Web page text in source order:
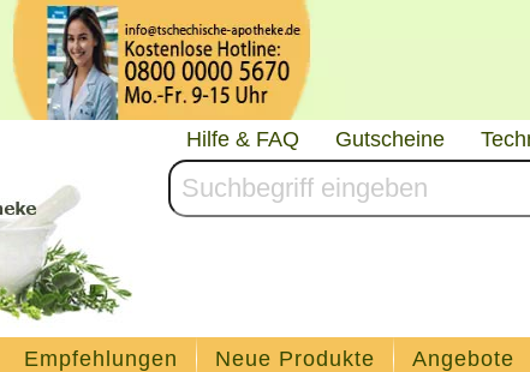
Hilfe & FAQ Gutscheine
Empfehlungen Neue Produkte Angebote